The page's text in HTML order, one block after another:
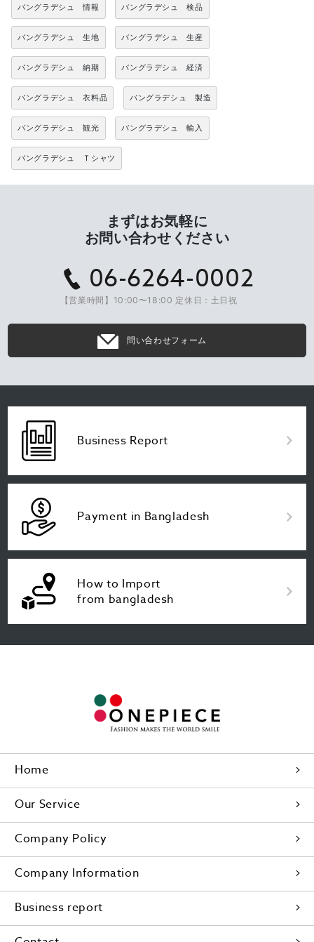
バングラデシュ 情報 バングラデシュ 検品
バングラデシュ 生地 バングラデシュ 生産
バングラデシュ 納期 バングラデシュ 経済
バングラデシュ 衣料品 バングラデシュ 製造
バングラデシュ 観光 バングラデシュ 輸入
バングラデシュ Ｔシャツ
まずはお気軽に
お問い合わせください
06-6264-0002
【営業時間】10:00〜18:00 定休日：土日祝
問い合わせフォーム
Business Report
Payment in Bangladesh
How to Import
from bangladesh
Home
Our Service
Company Policy
Company Information
Business report